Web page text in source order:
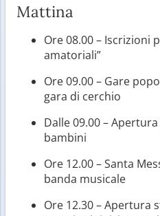
Mattina
Ore 08.00 – Iscrizioni
amatoriali”
Ore 09.00 – Gare
gara di cerchio
Dalle 09.00 –
bambini
Ore 12.00 – Santa
banda musicale
Ore 12.30 – Apertura